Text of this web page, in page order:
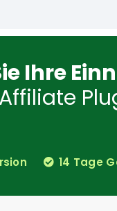
Ihre
14 Tage